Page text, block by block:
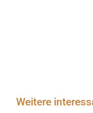
Weitere